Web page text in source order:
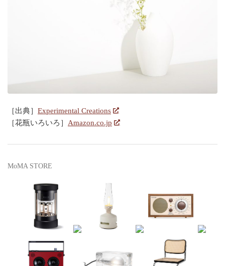
［出典］ Experimental Creations
［花瓶いろいろ］ Amazon.co.jp
MoMA STORE